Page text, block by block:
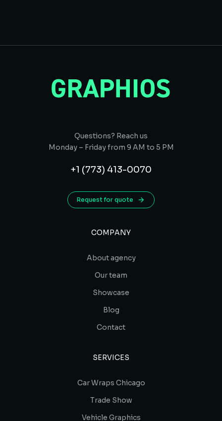
Questions? Reach us
Monday – Friday from 9 AM to 5 PM
+1 (773) 413-0070
Request for quote
COMPANY
About agency
Our team
Showcase
Blog
Contact
SERVICES
Car Wraps Chicago
Trade Show
Vehicle Graphics